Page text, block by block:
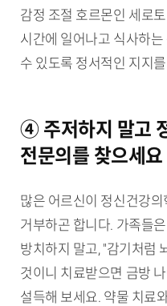
감정 조절 호르몬인 세로
시간에 일어나고 식사하
수 있도록 정서적인 지지
④ 주저하지 말고
전문의를 찾으세요
많은 어르신이 정신건강
거부하곤 합니다. 가족들
방치하지 말고, "감기처럼
것이니 치료받으면 금방
설득해 보세요. 약물 치료